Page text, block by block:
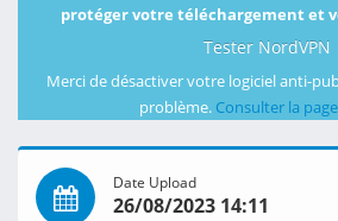
protéger votre téléchargement et
Tester NordVPN
Merci de désactiver votre logiciel anti-
problème. Consulter la
Date Upload
26/08/2023 14:11